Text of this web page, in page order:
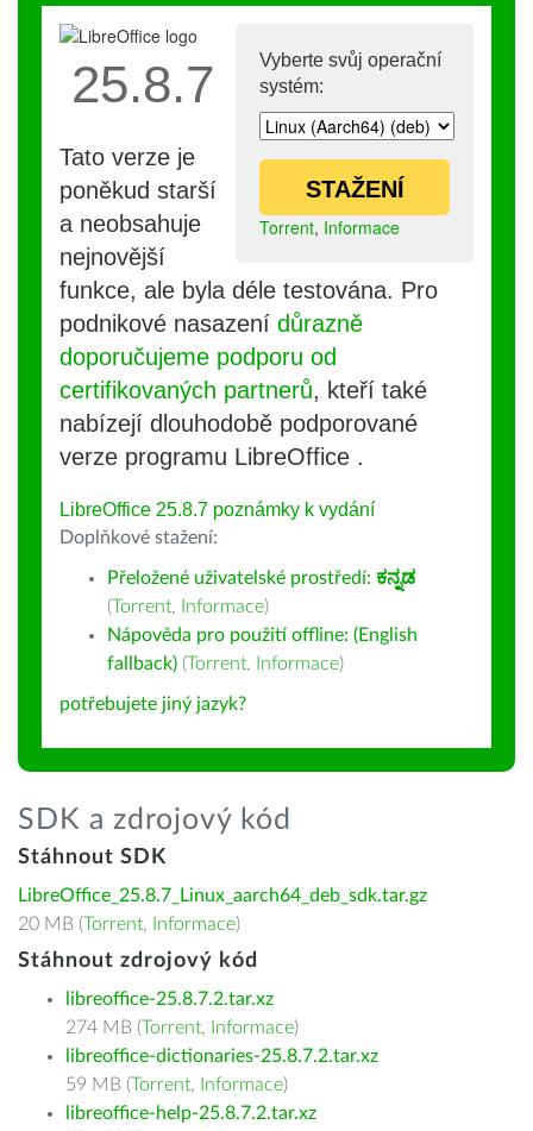
Vyberte svůj operační
systém:
STAŽENÍ
Torrent, Informace
25.8.7
Tato verze je
poněkud starší
a neobsahuje
nejnovější
funkce, ale byla déle testována. Pro
podnikové nasazení důrazně
doporučujeme podporu od
certifikovaných partnerů, kteří také
nabízejí dlouhodobě podporované
verze programu LibreOffice .
LibreOffice 25.8.7 poznámky k vydání
Doplňkové stažení:
Přeložené uživatelské prostředí: ಕನ್ನಡ
(Torrent, Informace)
Nápověda pro použití offline: (English
fallback) (Torrent, Informace)
potřebujete jiný jazyk?
SDK a zdrojový kód
Stáhnout SDK
LibreOffice_25.8.7_Linux_aarch64_deb_sdk.tar.gz
20 MB (Torrent, Informace)
Stáhnout zdrojový kód
libreoffice-25.8.7.2.tar.xz
274 MB (Torrent, Informace)
libreoffice-dictionaries-25.8.7.2.tar.xz
59 MB (Torrent, Informace)
libreoffice-help-25.8.7.2.tar.xz